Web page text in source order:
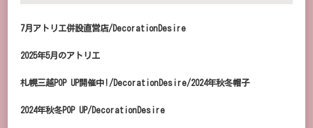
7月アトリエ併設直営店/DecorationDesire
2025年5月のアトリエ
札幌三越POP UP開催中!/DecorationDesire/2024年秋冬帽子
2024年秋冬POP UP/DecorationDesire